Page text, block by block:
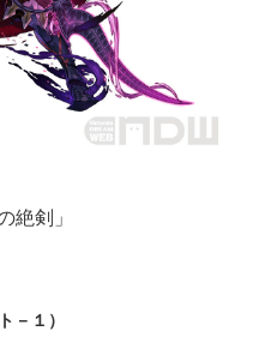
絶剣」
－１）